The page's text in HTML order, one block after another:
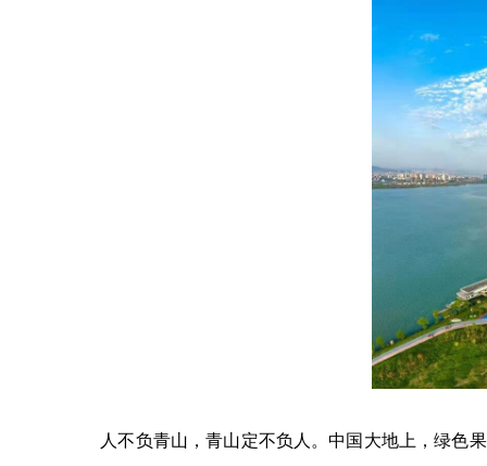
人不负青山，青山定不负人。中国大地上，绿色果